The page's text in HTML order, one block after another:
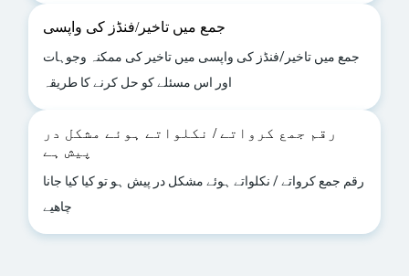
جمع میں تاخیر/فنڈز کی واپسی
جمع میں تاخیر/فنڈز کی واپسی میں تاخیر کی ممکنہ وجوہات
اور اس مسئلے کو حل کرنے کا طریقہ
رقم جمع کرواتے / نکلواتے ہوئے مشکل در
پیش ہے
رقم جمع کرواتے / نکلواتے ہوئے مشکل در پیش ہو تو کیا کیا جانا
چاھیے